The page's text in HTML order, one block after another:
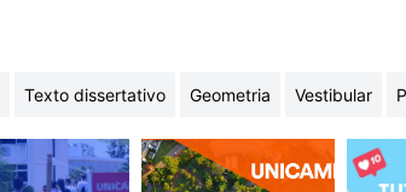
Texto dissertativo Geometria Vestibular